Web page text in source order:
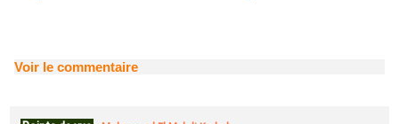
Voir le commentaire